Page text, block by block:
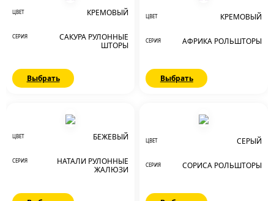
ЦВЕТ КРЕМОВЫЙ
СЕРИЯ
САКУРА РУЛОННЫЕ
ШТОРЫ
Выбрать
ЦВЕТ КРЕМОВЫЙ
СЕРИЯ АФРИКА РОЛЬШТОРЫ
Выбрать
ЦВЕТ БЕЖЕВЫЙ
СЕРИЯ
НАТАЛИ РУЛОННЫЕ
ЖАЛЮЗИ
ЦВЕТ СЕРЫЙ
СЕРИЯ СОРИСА РОЛЬШТОРЫ